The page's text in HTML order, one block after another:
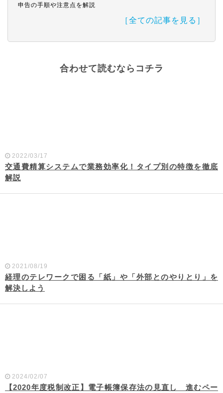
申告の手順や注意点を解説
［全ての記事を見る］
合わせて読むならコチラ
2022/03/17
交通費精算システムで業務効率化！タイプ別の特徴を徹底
解説
2021/08/19
経理のテレワークで困る「紙」や「外部とのやりとり」を
解決しよう
2024/02/07
【2020年度税制改正】電子帳簿保存法の見直し 進むペー